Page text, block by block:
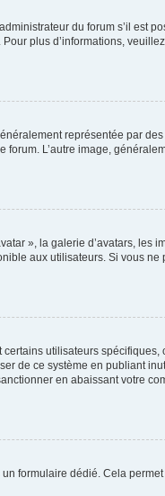
du forum s’il est
plus d’informations,
représentée par
L’autre image,
», la galerie d’avatars, les
aux utilisateurs. Si vous ne
utilisateurs spécifiques,
de ce système en publiant
en abaissant votre
formulaire dédié. Cela permet